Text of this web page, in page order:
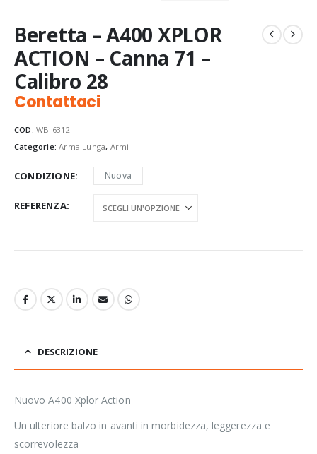
Beretta – A400 XPLOR
ACTION – Canna 71 –
Calibro 28
Contattaci
COD: WB-6312
Categorie:Arma Lunga, Armi
CONDIZIONE Nuova
REFERENZA
DESCRIZIONE
Nuovo A400 Xplor Action
Un ulteriore balzo in avanti in morbidezza, leggerezza e
scorrevolezza